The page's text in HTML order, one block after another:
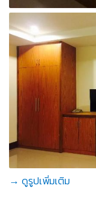
→ ดูรูปเพิ่มเติม